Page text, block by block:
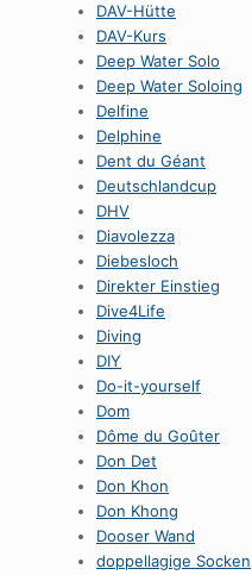
DAV-Hütte
DAV-Kurs
Deep Water Solo
Deep Water Soloing
Delfine
Delphine
Dent du Géant
Deutschlandcup
DHV
Diavolezza
Diebesloch
Direkter Einstieg
Dive4Life
Diving
DIY
Do-it-yourself
Dom
Dôme du Goûter
Don Det
Don Khon
Don Khong
Dooser Wand
doppellagige Socken